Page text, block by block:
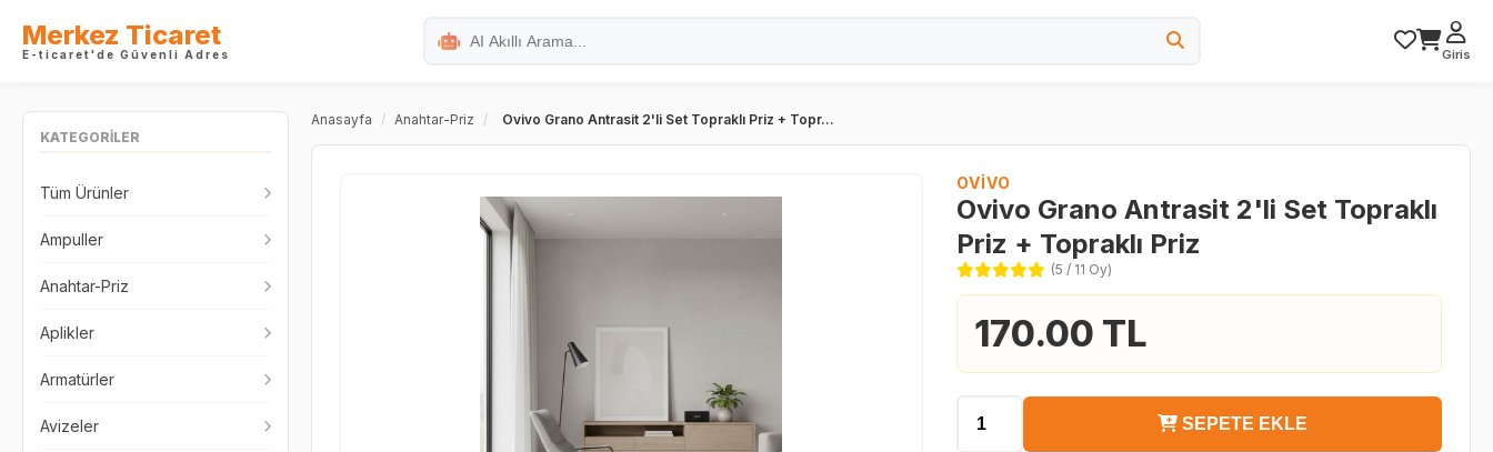
Merkez Ticaret
E-ticaret'de Güvenli Adres Giris
KATEGORİLER
Tüm Ürünler
Ampuller
Anahtar-Priz
Aplikler
Armatürler
Avizeler
Anasayfa / Anahtar-Priz / Ovivo Grano Antrasit 2'li Set Topraklı Priz + Topr...
OVIVO
Ovivo Grano Antrasit 2'li Set Topraklı
Priz + Topraklı Priz
(5 / 11 Oy)
170.00 TL
SEPETE EKLE